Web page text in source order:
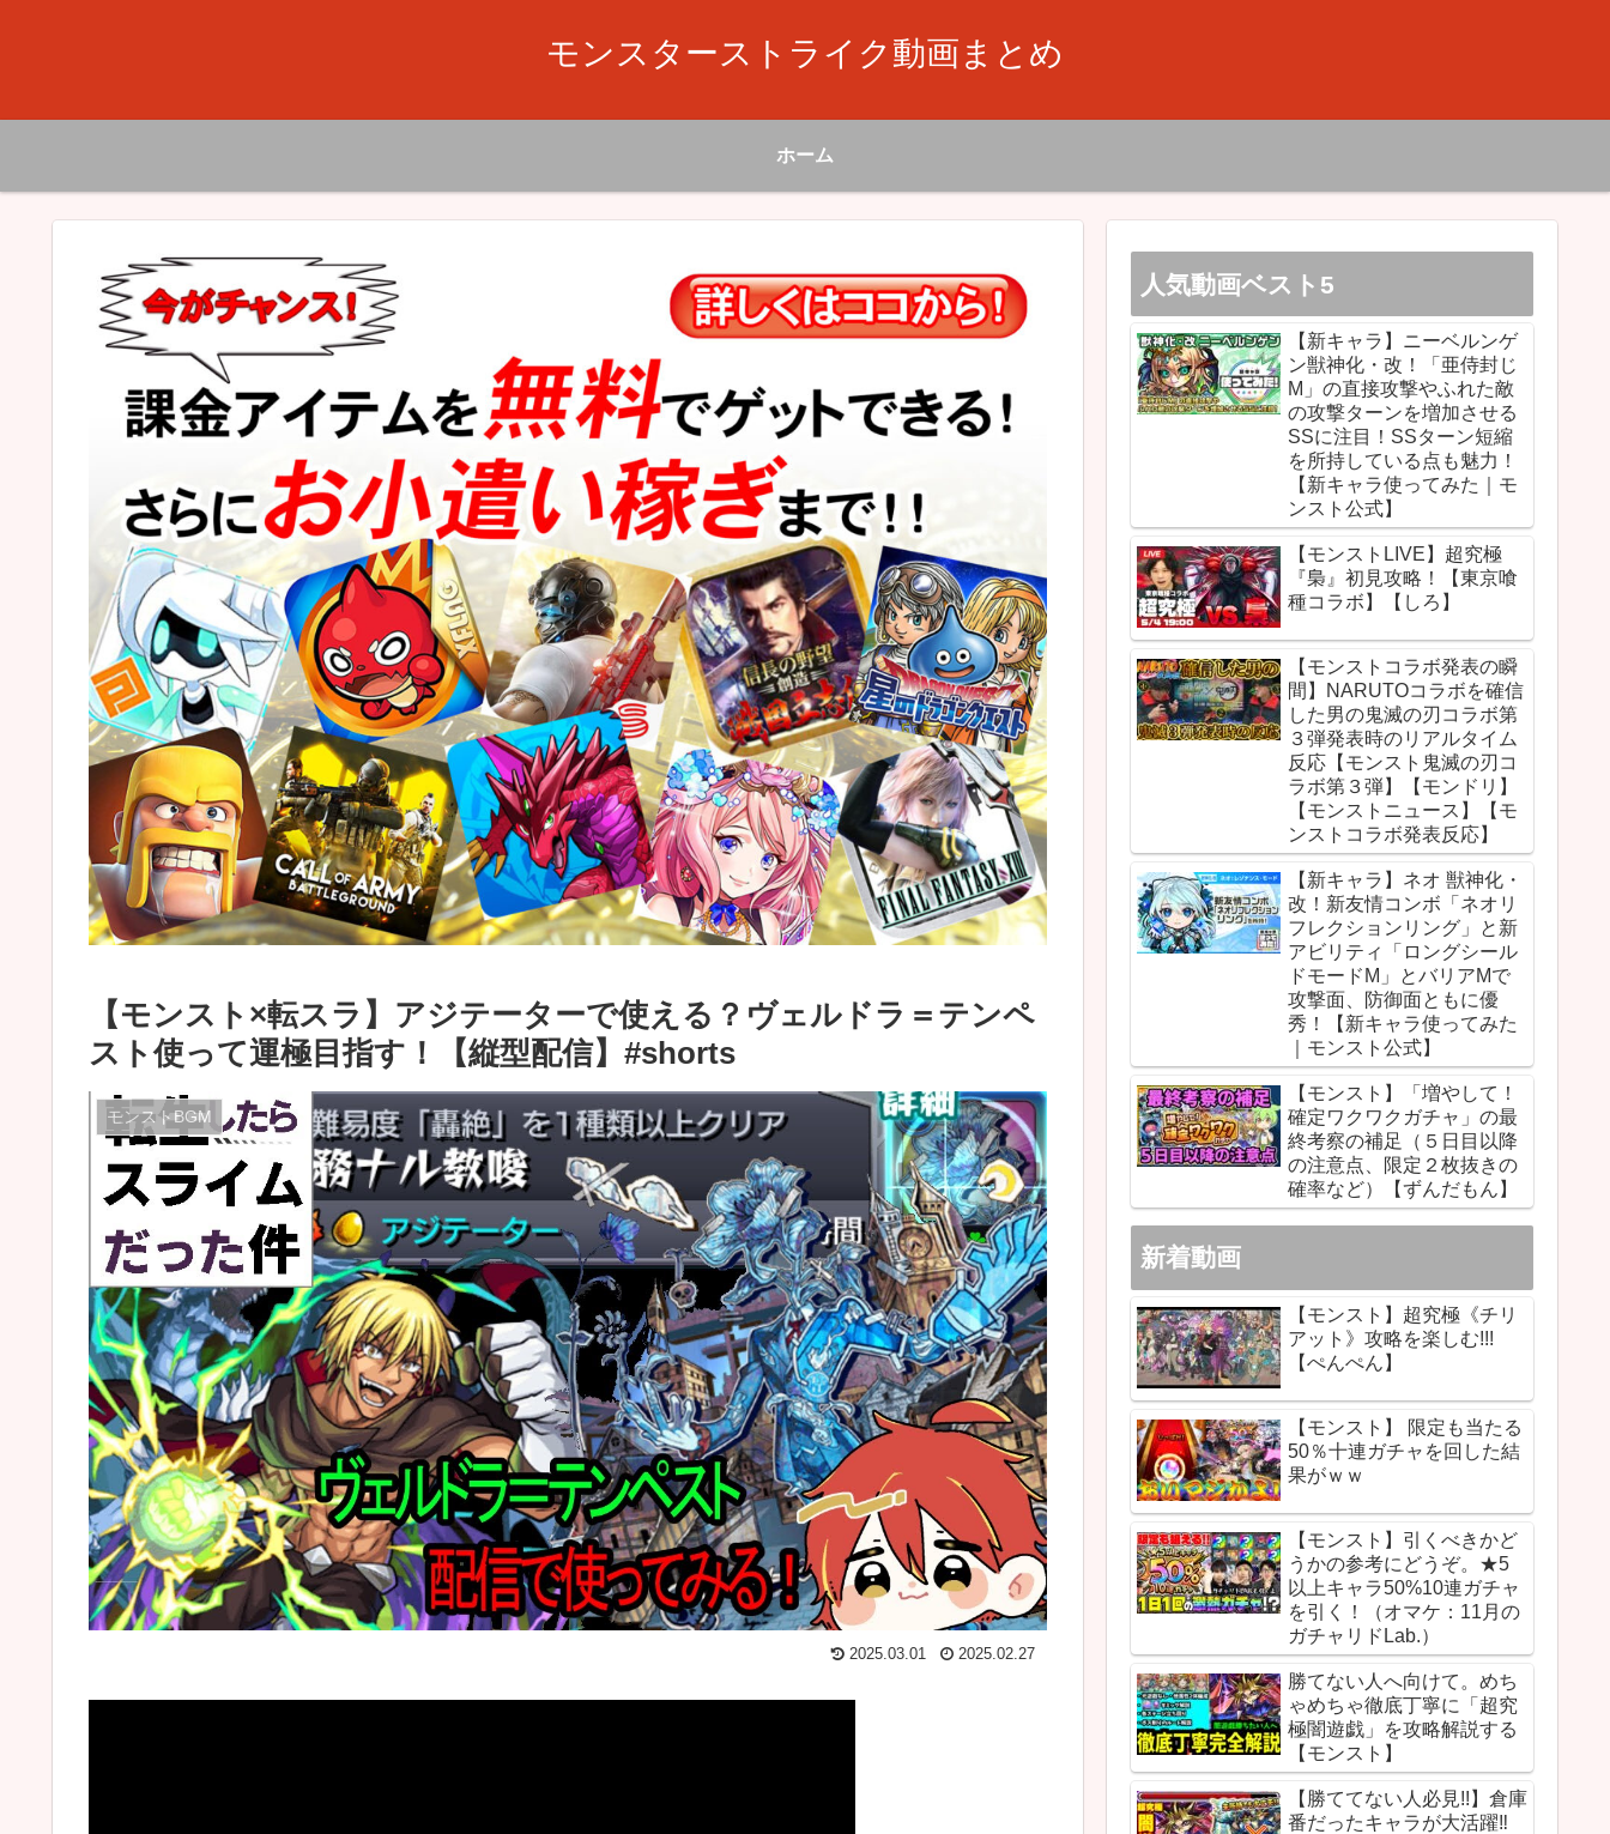
モンスターストライク動画まとめ
ホーム
【モンスト×転スラ】アジテーターで使える？ヴェルドラ＝テンペ
スト使って運極目指す！【縦型配信】#shorts
モンストBGM
2025.03.01 2025.02.27
人気動画ベスト5
【新キャラ】ニーベルンゲ
ン獣神化・改！「亜侍封じ
M」の直接攻撃やふれた敵
の攻撃ターンを増加させる
SSに注目！SSターン短縮
を所持している点も魅力！
【新キャラ使ってみた｜モ
ンスト公式】
【モンストLIVE】超究極
『梟』初見攻略！【東京喰
種コラボ】【しろ】
【モンストコラボ発表の瞬
間】NARUTOコラボを確信
した男の鬼滅の刃コラボ第
３弾発表時のリアルタイム
反応【モンスト鬼滅の刃コ
ラボ第３弾】【モンドリ】
【モンストニュース】【モ
ンストコラボ発表反応】
【新キャラ】ネオ 獣神化・
改！新友情コンボ「ネオリ
フレクションリング」と新
アビリティ「ロングシール
ドモードM」とバリアMで
攻撃面、防御面ともに優
秀！【新キャラ使ってみた
｜モンスト公式】
【モンスト】「増やして！
確定ワクワクガチャ」の最
終考察の補足（５日目以降
の注意点、限定２枚抜きの
確率など）【ずんだもん】
新着動画
【モンスト】超究極《チリ
アット》攻略を楽しむ!!!
【ぺんぺん】
【モンスト】 限定も当たる
50％十連ガチャを回した結
果がｗｗ
【モンスト】引くべきかど
うかの参考にどうぞ。★5
以上キャラ50%10連ガチャ
を引く！（オマケ：11月の
ガチャリドLab.）
勝てない人へ向けて。めち
ゃめちゃ徹底丁寧に「超究
極闇遊戯」を攻略解説する
【モンスト】
【勝ててない人必見!!】倉庫
番だったキャラが大活躍‼︎